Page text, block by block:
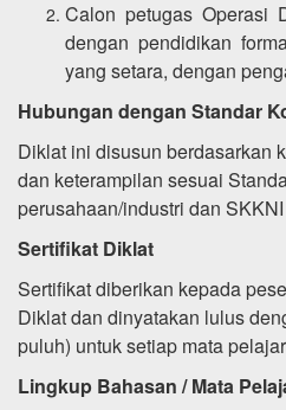
Calon petugas Operasi
dengan pendidikan
yang setara, dengan
Hubungan dengan Standar
Diklat ini disusun berdasarkan
dan keterampilan sesuai
perusahaan/industri dan SKKNI
Sertifikat Diklat
Sertifikat diberikan kepada
Diklat dan dinyatakan lulus
puluh) untuk setiap mata
Lingkup Bahasan / Mata